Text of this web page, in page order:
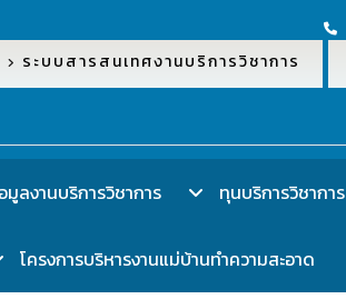
ระบบสารสนเทศงานบริการวิชาการ
งานบริการวิชาการ ทุนบริการวิชาการ
โครงการบริหารงานแม่บ้านทำความสะอาด